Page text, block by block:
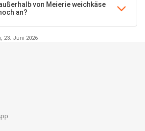
von Meierie weichkäse
an?
23. Juni 2026